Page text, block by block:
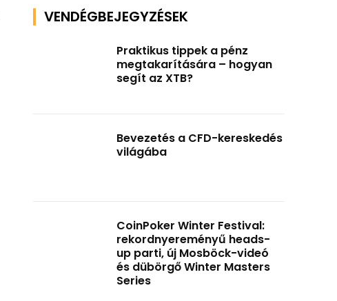
VENDÉGBEJEGYZÉSEK
Praktikus tippek a pénz
megtakarítására – hogyan
segít az XTB?
Bevezetés a CFD-kereskedés
világába
CoinPoker Winter Festival:
rekordnyereményű heads-
up parti, új Mosböck-videó
és dübörgő Winter Masters
Series